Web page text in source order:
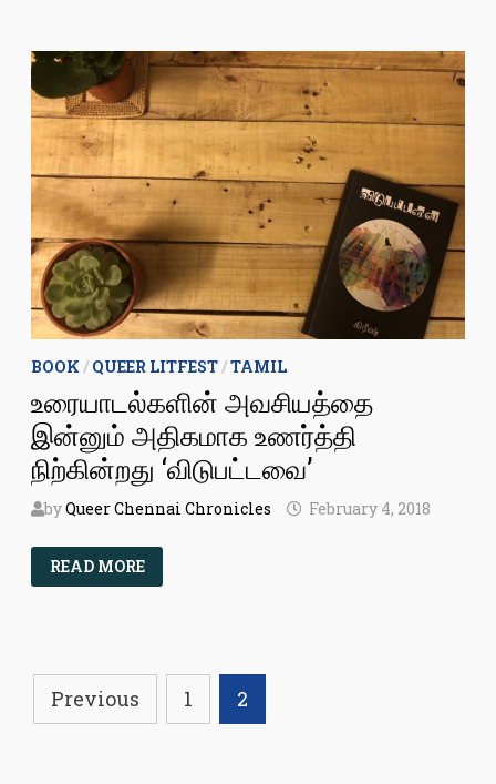
BOOK /QUEER LITFEST/TAMIL
உரையாடல்களின் அவசியத்தை
இன்னும் அதிகமாக உணர்த்தி
நிற்கின்றது ‘விடுபட்டவை’
byQueer Chennai Chronicles February 4, 2018
உரையாடல்களின்
அவசியத்தை
இன்னும்
READ MORE
Posts
pagination
Previous 1 2